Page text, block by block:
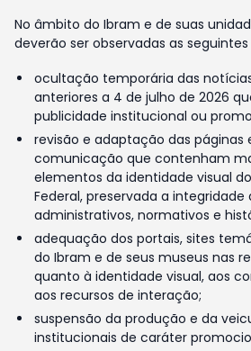
No âmbito do Ibram e de suas
deverão ser observadas as
ocultação temporária das
anteriores a 4 de julho de 2026
publicidade institucional ou
revisão e adaptação das páginas
comunicação que contenham
elementos da identidade visual
Federal, preservada a
administrativos, normativos e
adequação dos portais, sites
do Ibram e de seus museus nas
quanto à identidade visual, aos
aos recursos de interação;
suspensão da produção e da
institucionais de caráter